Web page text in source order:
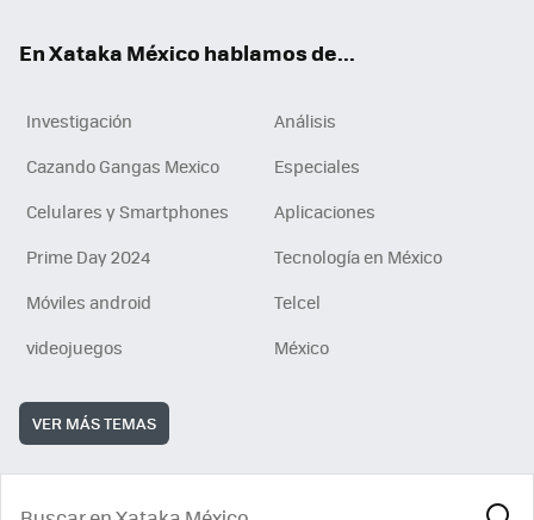
En Xataka México hablamos de...
Investigación
Análisis
Cazando Gangas Mexico
Especiales
Celulares y Smartphones
Aplicaciones
Prime Day 2024
Tecnología en México
Móviles android
Telcel
videojuegos
México
VER MÁS TEMAS